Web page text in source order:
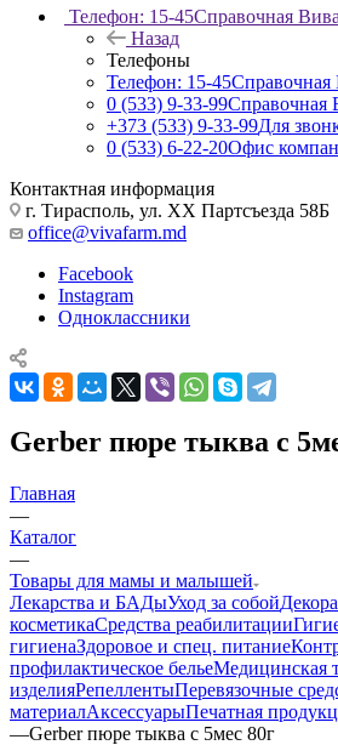
Телефон: 15-45Справочная
Назад
Телефоны
Телефон: 15-45
0 (533) 9-33-99Справочная
+373 (533) 9-33-99Для
0 (533) 6-22-20Офис
Контактная информация
г. Тирасполь, ул. ХХ Партсъезда 58Б
office@vivafarm.md
Facebook
Instagram
Одноклассники
Gerber пюре тыква с
Главная
—
Каталог
—
Товары для мамы и малышей
Лекарства и БАДыУход за собой
косметикаСредства реабилитации
гигиенаЗдоровое и спец. питание
профилактическое бельеМедицинская
изделияРепеллентыПеревязочные
материалАксессуарыПечатная
—Gerber пюре тыква с 5мес 80г